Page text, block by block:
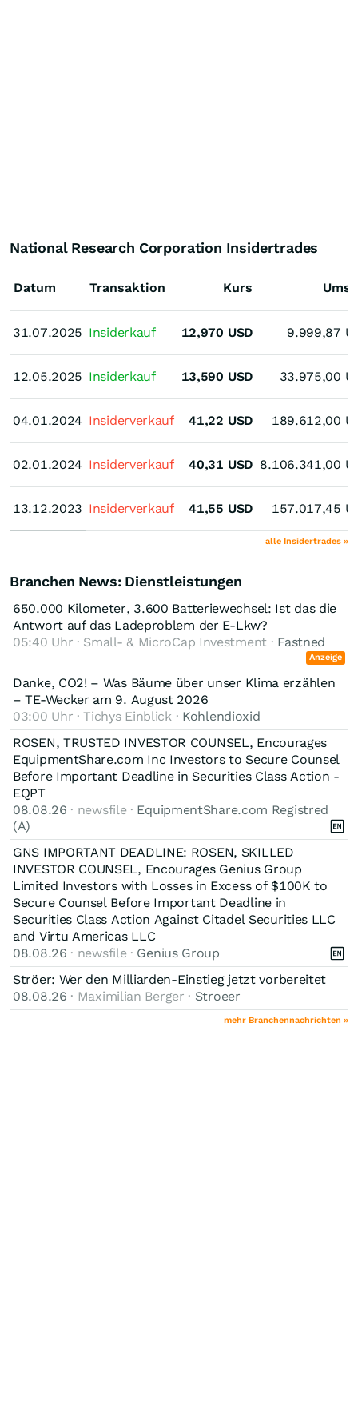
National Research Corporation Insidertrades
Datum
31.07.2025
12.05.2025
04.01.2024
02.01.2024
13.12.2023
Transaktion Kurs
31.07.2025 Insiderkauf 12,970 USD 9.999,87
12.05.2025 Insiderkauf 13,590 USD 33.975,00
04.01.2024 Insiderverkauf 41,22 USD 189.612,00
02.01.2024 Insiderverkauf 40,31 USD 8.106.341,00
13.12.2023 Insiderverkauf 41,55 USD 157.017,45
alle Insidertrades »
Branchen News: Dienstleistungen
650.000 Kilometer, 3.600 Batteriewechsel: Ist das die
Antwort auf das Ladeproblem der E-Lkw?
05:40 Uhr · Small- & MicroCap Investment · Fastned
Anzeige
Danke, CO2! – Was Bäume über unser Klima erzählen
– TE-Wecker am 9. August 2026
03:00 Uhr · Tichys Einblick · Kohlendioxid
ROSEN, TRUSTED INVESTOR COUNSEL, Encourages
EquipmentShare.com Inc Investors to Secure Counsel
Before Important Deadline in Securities Class Action -
EQPT
08.08.26 · newsfile · EquipmentShare.com Registred
(A)
GNS IMPORTANT DEADLINE: ROSEN, SKILLED
INVESTOR COUNSEL, Encourages Genius Group
Limited Investors with Losses in Excess of $100K to
Secure Counsel Before Important Deadline in
Securities Class Action Against Citadel Securities LLC
and Virtu Americas LLC
08.08.26 · newsfile · Genius Group
Ströer: Wer den Milliarden-Einstieg jetzt vorbereitet
08.08.26 · Maximilian Berger · Stroeer
mehr Branchennachrichten »